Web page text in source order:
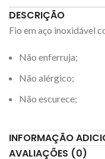
DESCRIÇÃO
Fio em aço inoxidável
Não enferruja;
Não alérgico;
Não escurece;
INFORMAÇÃO
AVALIAÇÕES (0)